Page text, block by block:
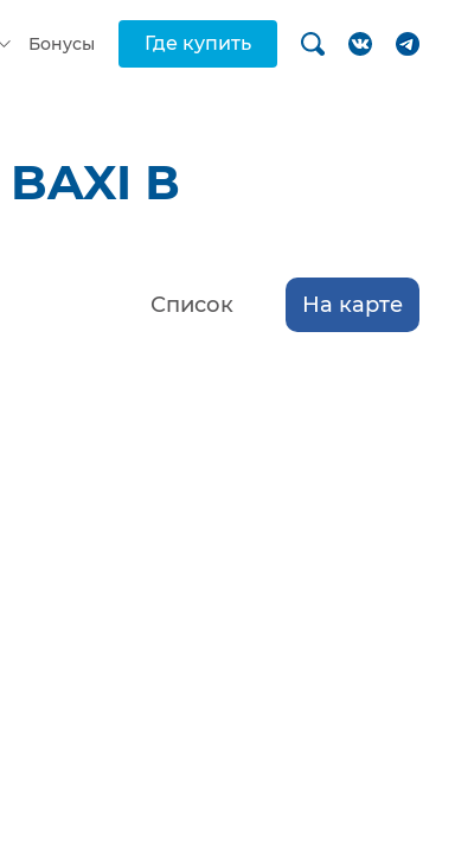
Бонусы Где купить
В
Список На карте